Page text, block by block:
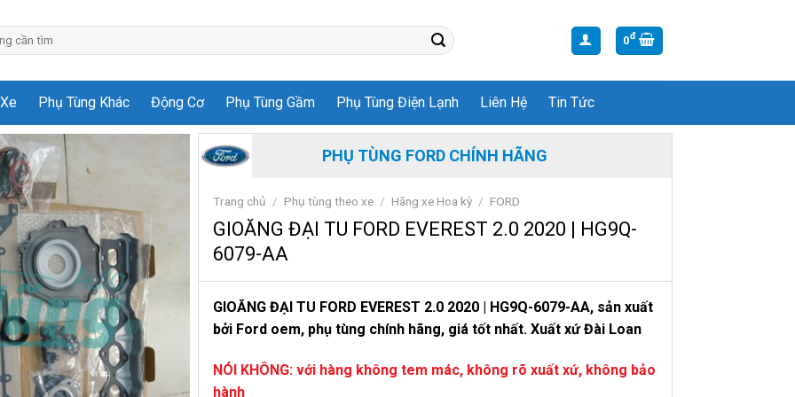
0đ
Phụ Tùng Khác Động Cơ Phụ Tùng Gầm Phụ Tùng Điện Lạnh Liên Hệ Tin Tức
PHỤ TÙNG FORD CHÍNH HÃNG
Trang chủ / Phụ tùng theo xe / Hãng xe Hoa kỳ / FORD
GIOĂNG ĐẠI TU FORD EVEREST 2.0 2020 | HG9Q-
6079-AA
GIOĂNG ĐẠI TU FORD EVEREST 2.0 2020 | HG9Q-6079-AA, sản xuất
bởi Ford oem, phụ tùng chính hãng, giá tốt nhất. Xuất xứ Đài Loan
NÓI KHÔNG: với hàng không tem mác, không rõ xuất xứ, không bảo
hành